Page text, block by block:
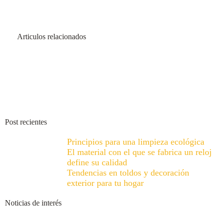
Articulos relacionados
Post recientes
Principios para una limpieza ecológica
El material con el que se fabrica un reloj
define su calidad
Tendencias en toldos y decoración
exterior para tu hogar
Noticias de interés